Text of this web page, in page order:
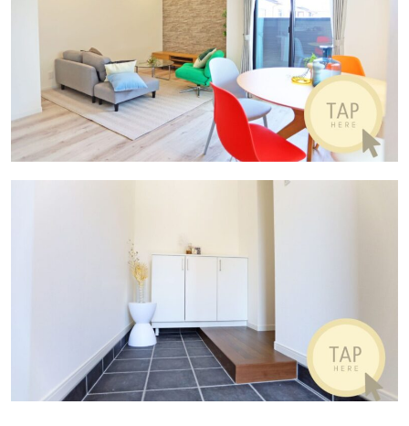
OWNER
採用情報
RECRUIT
資料請求•お問合せ 来店予約 LINEで相談